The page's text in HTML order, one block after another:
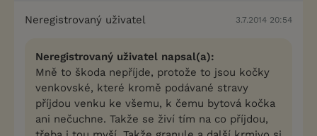
Neregistrovaný uživatel 3.7.2014 20:54
Neregistrovaný uživatel napsal(a):
Mně to škoda nepříjde, protože to jsou kočky
venkovské, které kromě podávané stravy
příjdou venku ke všemu, k čemu bytová kočka
ani nečuchne. Takže se živí tím na co příjdou,